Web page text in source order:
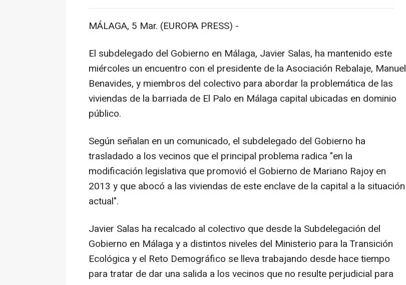
MÁLAGA, 5 Mar. (EUROPA PRESS) -
El subdelegado del Gobierno en Málaga, Javier Salas, ha mantenido este
miércoles un encuentro con el presidente de la Asociación Rebalaje, Manuel
Benavides, y miembros del colectivo para abordar la problemática de las
viviendas de la barriada de El Palo en Málaga capital ubicadas en dominio
público.
Según señalan en un comunicado, el subdelegado del Gobierno ha
trasladado a los vecinos que el principal problema radica "en la
modificación legislativa que promovió el Gobierno de Mariano Rajoy en
2013 y que abocó a las viviendas de este enclave de la capital a la situación
actual".
Javier Salas ha recalcado al colectivo que desde la Subdelegación del
Gobierno en Málaga y a distintos niveles del Ministerio para la Transición
Ecológica y el Reto Demográfico se lleva trabajando desde hace tiempo
para tratar de dar una salida a los vecinos que no resulte perjudicial para